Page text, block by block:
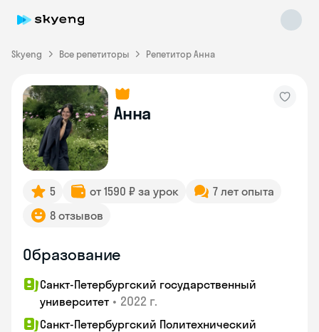
Skyeng Все репетиторы Репетитор Анна
Анна
5 от 1590 ₽ за урок
7 лет опыта
8 отзывов
Образование
Санкт-Петербургский государственный
университет • 2022 г.
Санкт-Петербургский Политехнический
Skyeng Chat
online